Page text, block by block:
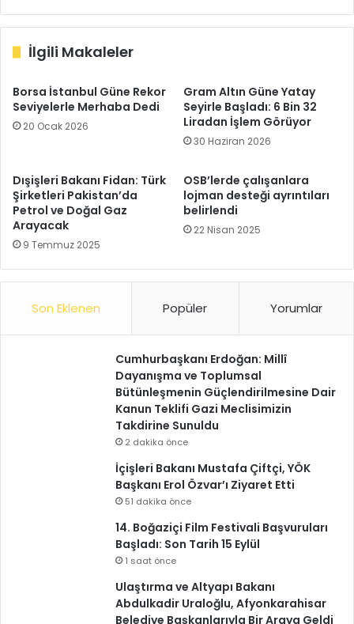
İlgili Makaleler
Borsa İstanbul Güne Rekor
Seviyelerle Merhaba Dedi
20 Ocak 2026
Gram Altın Güne Yatay
Seyirle Başladı: 6 Bin 32
Liradan İşlem Görüyor
30 Haziran 2026
Dışişleri Bakanı Fidan: Türk
Şirketleri Pakistan’da
Petrol ve Doğal Gaz
Arayacak
9 Temmuz 2025
OSB’lerde çalışanlara
lojman desteği ayrıntıları
belirlendi
22 Nisan 2025
Son Eklenen Popüler Yorumlar
Cumhurbaşkanı Erdoğan: Millî
Dayanışma ve Toplumsal
Bütünleşmenin Güçlendirilmesine Dair
Kanun Teklifi Gazi Meclisimizin
Takdirine Sunuldu
2 dakika önce
İçişleri Bakanı Mustafa Çiftçi, YÖK
Başkanı Erol Özvar’ı Ziyaret Etti
51 dakika önce
14. Boğaziçi Film Festivali Başvuruları
Başladı: Son Tarih 15 Eylül
1 saat önce
Ulaştırma ve Altyapı Bakanı
Abdulkadir Uraloğlu, Afyonkarahisar
Belediye Başkanlarıyla Bir Araya Geldi